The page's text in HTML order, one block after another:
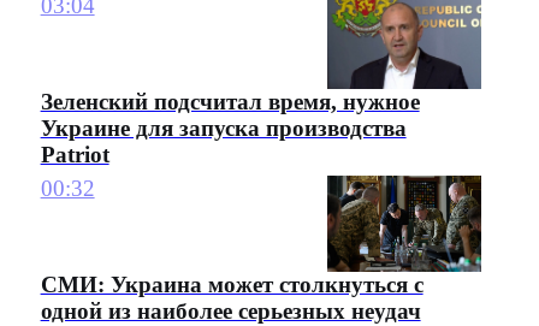
03:04
Зеленский подсчитал время, нужное
Украине для запуска производства
Patriot
00:32
СМИ: Украина может столкнуться с
одной из наиболее серьезных неудач